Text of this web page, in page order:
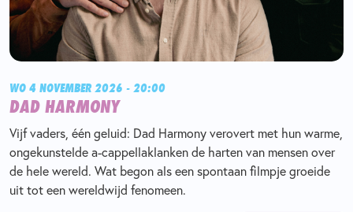
WO 4 NOVEMBER 2026 - 20:00
DAD HARMONY
Vijf vaders, één geluid: Dad Harmony verovert met hun warme,
ongekunstelde a-cappellaklanken de harten van mensen over
de hele wereld. Wat begon als een spontaan filmpje groeide
uit tot een wereldwijd fenomeen.